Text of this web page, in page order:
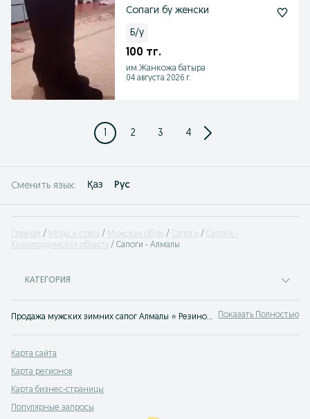
Сопаги бу женски
Б/у
100 тг.
им.Жанкожа батыра
04 августа 2026 г.
1 2 3 4
Сменить язык: Қаз Рус
Главная Мода и стиль Мужская обувь Сапоги
Сапоги -
Кызылординская область
Сапоги - Алмалы
КАТЕГОРИЯ
Продажа мужских зимних сапог Алмалы ⭐️ Резиновые мужские сапоги по низкой цене ✔️ Купить мужские полусапоги на OLX.kz. Показать Полностью
Карта сайта
Карта регионов
Карта бизнес-страницы
Популярные запросы